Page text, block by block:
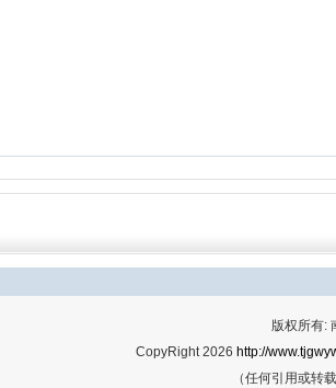
版权所有:
CopyRight 2026 http://
（任何引用或转